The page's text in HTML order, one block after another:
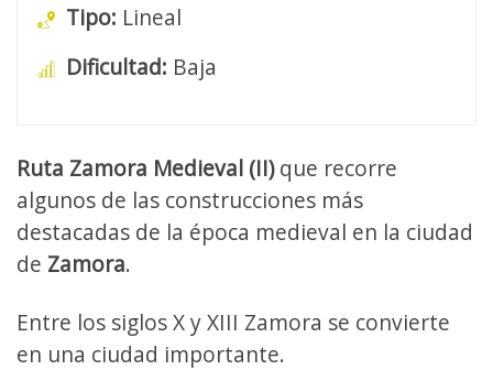
Tipo: Lineal
Dificultad: Baja
Ruta Zamora Medieval (II)que recorre
algunos de las construcciones más
destacadas de la época medieval en la ciudad
de Zamora.
Entre los siglos X y XIII Zamora se convierte
en una ciudad importante.